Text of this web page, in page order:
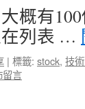
概有
列表 …
| 標籤: stock, 技
留言